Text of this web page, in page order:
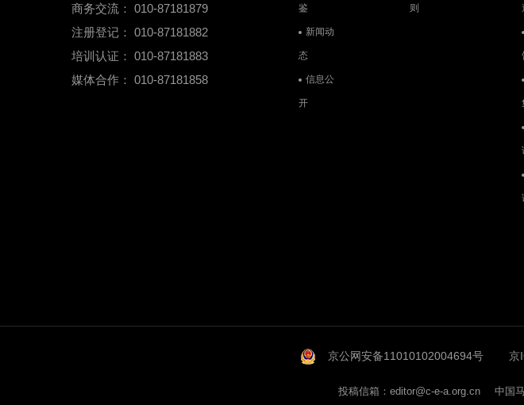
商务交流： 010-87181879
注册登记： 010-87181882
培训认证： 010-87181883
媒体合作： 010-87181858
鉴
新闻动
态
信息公
开
则
京公网安备11010102004694号 京
投稿信箱：editor@c-e-a.org.cn 中国